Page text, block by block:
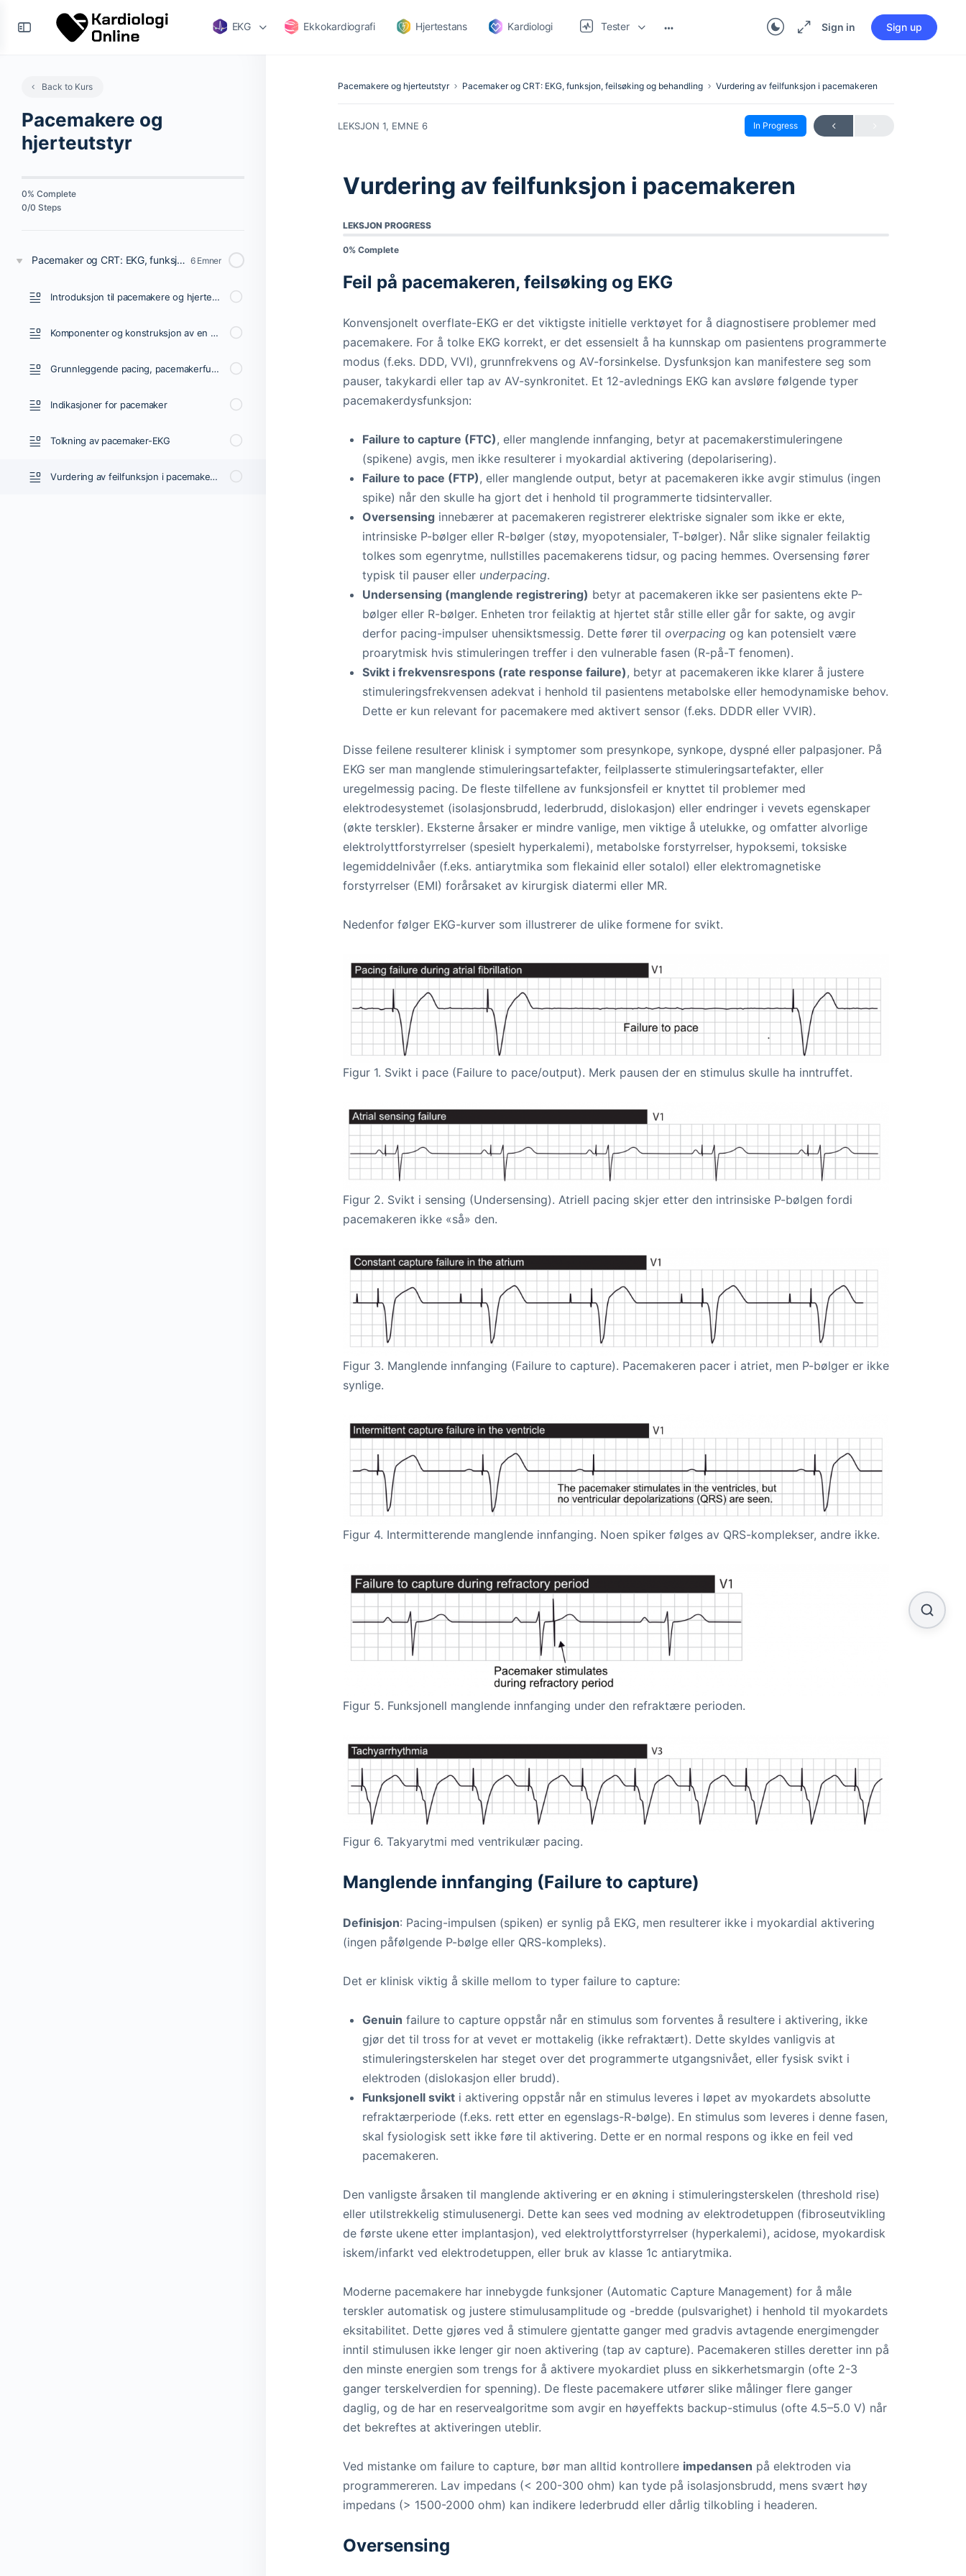
EKG Ekkokardiografi Hjertestans Kardiologi Tester Sign in Sign up
Back to Kurs
Pacemakere og
hjerteutstyr
0% Complete
0/0 Steps
Pacemaker og CRT: EKG, funksjon, feilsøking og behandling 6 Emner
Introduksjon til pacemakere og hjerteutstyr: Pacemaker, ICD, CRT
Komponenter og konstruksjon av en pacemaker
Grunnleggende pacing, pacemakerfunksjoner og innstillinger
Indikasjoner for pacemaker
Tolkning av pacemaker-EKG
Vurdering av feilfunksjon i pacemakeren
Pacemakere og hjerteutstyr Pacemaker og CRT: EKG, funksjon, feilsøking og behandling Vurdering av feilfunksjon i pacemakeren
LEKSJON 1, EMNE 6 In Progress
Vurdering av feilfunksjon i pacemakeren
LEKSJON PROGRESS
0% Complete
Feil på pacemakeren, feilsøking og EKG
Konvensjonelt overflate-EKG er det viktigste initielle verktøyet for å diagnostisere problemer med
pacemakere. For å tolke EKG korrekt, er det essensielt å ha kunnskap om pasientens programmerte
modus (f.eks. DDD, VVI), grunnfrekvens og AV-forsinkelse. Dysfunksjon kan manifestere seg som
pauser, takykardi eller tap av AV-synkronitet. Et 12-avlednings EKG kan avsløre følgende typer
pacemakerdysfunksjon:
Failure to capture (FTC), eller manglende innfanging, betyr at pacemakerstimuleringene
(spikene) avgis, men ikke resulterer i myokardial aktivering (depolarisering).
Failure to pace (FTP), eller manglende output, betyr at pacemakeren ikke avgir stimulus (ingen
spike) når den skulle ha gjort det i henhold til programmerte tidsintervaller.
Oversensing innebærer at pacemakeren registrerer elektriske signaler som ikke er ekte,
intrinsiske P-bølger eller R-bølger (støy, myopotensialer, T-bølger). Når slike signaler feilaktig
tolkes som egenrytme, nullstilles pacemakerens tidsur, og pacing hemmes. Oversensing fører
typisk til pauser eller underpacing.
Undersensing (manglende registrering) betyr at pacemakeren ikke ser pasientens ekte P-
bølger eller R-bølger. Enheten tror feilaktig at hjertet står stille eller går for sakte, og avgir
derfor pacing-impulser uhensiktsmessig. Dette fører til overpacing og kan potensielt være
proarytmisk hvis stimuleringen treffer i den vulnerable fasen (R-på-T fenomen).
Svikt i frekvensrespons (rate response failure), betyr at pacemakeren ikke klarer å justere
stimuleringsfrekvensen adekvat i henhold til pasientens metabolske eller hemodynamiske behov.
Dette er kun relevant for pacemakere med aktivert sensor (f.eks. DDDR eller VVIR).
Disse feilene resulterer klinisk i symptomer som presynkope, synkope, dyspné eller palpasjoner. På
EKG ser man manglende stimuleringsartefakter, feilplasserte stimuleringsartefakter, eller
uregelmessig pacing. De fleste tilfellene av funksjonsfeil er knyttet til problemer med
elektrodesystemet (isolasjonsbrudd, lederbrudd, dislokasjon) eller endringer i vevets egenskaper
(økte terskler). Eksterne årsaker er mindre vanlige, men viktige å utelukke, og omfatter alvorlige
elektrolyttforstyrrelser (spesielt hyperkalemi), metabolske forstyrrelser, hypoksemi, toksiske
legemiddelnivåer (f.eks. antiarytmika som flekainid eller sotalol) eller elektromagnetiske
forstyrrelser (EMI) forårsaket av kirurgisk diatermi eller MR.
Nedenfor følger EKG-kurver som illustrerer de ulike formene for svikt.
Figur 1. Svikt i pace (Failure to pace/output). Merk pausen der en stimulus skulle ha inntruffet.
Figur 2. Svikt i sensing (Undersensing). Atriell pacing skjer etter den intrinsiske P-bølgen fordi
pacemakeren ikke «så» den.
Figur 3. Manglende innfanging (Failure to capture). Pacemakeren pacer i atriet, men P-bølger er ikke
synlige.
Figur 4. Intermitterende manglende innfanging. Noen spiker følges av QRS-komplekser, andre ikke.
Figur 5. Funksjonell manglende innfanging under den refraktære perioden.
Figur 6. Takyarytmi med ventrikulær pacing.
Manglende innfanging (Failure to capture)
Definisjon: Pacing-impulsen (spiken) er synlig på EKG, men resulterer ikke i myokardial aktivering
(ingen påfølgende P-bølge eller QRS-kompleks).
Det er klinisk viktig å skille mellom to typer failure to capture:
Genuin failure to capture oppstår når en stimulus som forventes å resultere i aktivering, ikke
gjør det til tross for at vevet er mottakelig (ikke refraktært). Dette skyldes vanligvis at
stimuleringsterskelen har steget over det programmerte utgangsnivået, eller fysisk svikt i
elektroden (dislokasjon eller brudd).
Funksjonell svikt i aktivering oppstår når en stimulus leveres i løpet av myokardets absolutte
refraktærperiode (f.eks. rett etter en egenslags-R-bølge). En stimulus som leveres i denne fasen,
skal fysiologisk sett ikke føre til aktivering. Dette er en normal respons og ikke en feil ved
pacemakeren.
Den vanligste årsaken til manglende aktivering er en økning i stimuleringsterskelen (threshold rise)
eller utilstrekkelig stimulusenergi. Dette kan sees ved modning av elektrodetuppen (fibroseutvikling
de første ukene etter implantasjon), ved elektrolyttforstyrrelser (hyperkalemi), acidose, myokardisk
iskem/infarkt ved elektrodetuppen, eller bruk av klasse 1c antiarytmika.
Moderne pacemakere har innebygde funksjoner (Automatic Capture Management) for å måle
terskler automatisk og justere stimulusamplitude og -bredde (pulsvarighet) i henhold til myokardets
eksitabilitet. Dette gjøres ved å stimulere gjentatte ganger med gradvis avtagende energimengder
inntil stimulusen ikke lenger gir noen aktivering (tap av capture). Pacemakeren stilles deretter inn på
den minste energien som trengs for å aktivere myokardiet pluss en sikkerhetsmargin (ofte 2-3
ganger terskelverdien for spenning). De fleste pacemakere utfører slike målinger flere ganger
daglig, og de har en reservealgoritme som avgir en høyeffekts backup-stimulus (ofte 4.5–5.0 V) når
det bekreftes at aktiveringen uteblir.
Ved mistanke om failure to capture, bør man alltid kontrollere impedansen på elektroden via
programmereren. Lav impedans (< 200-300 ohm) kan tyde på isolasjonsbrudd, mens svært høy
impedans (> 1500-2000 ohm) kan indikere lederbrudd eller dårlig tilkobling i headeren.
Oversensing